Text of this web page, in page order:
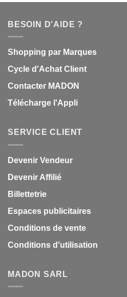
BESOIN D'AIDE ?
Shopping par Marques
Cycle d'Achat Client
Contacter MADON
Télécharge l'Appli
SERVICE CLIENT
Devenir Vendeur
Devenir Affilié
Billettetrie
Espaces publicitaires
Conditions de vente
Conditions d'utilisation
MADON SARL